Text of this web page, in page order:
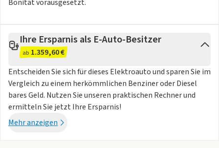
- Naturschutz und nukleare Sicherheit
Eingabefehler und Irrtum vorbehalten. Als Vertragshändler
bieten wir Ihnen besten Service und kompetente Beratung
zu allen Fragen rund ums Automobil. Gerne erstellen wir
Ihnen ein individuelles Leasing- oder Finanzierungsangebot
zu günstigen Konditionen. Ebenso ist eine Inzahlungnahme
Ihres Altfahrzeuges egal in welchem Zustand möglich.
Bonität vorausgesetzt.
Ihre Ersparnis als E-Auto-Besitzer
ab 1.359,60 €
Entscheiden Sie sich für dieses Elektroauto und sparen Sie im
Vergleich zu einem herkömmlichen Benziner oder Diesel
bares Geld. Nutzen Sie unseren praktischen Rechner und
ermitteln Sie jetzt Ihre Ersparnis!
Mehr anzeigen